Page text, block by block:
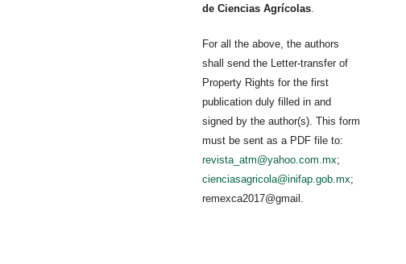
de Ciencias Agrícolas.
For all the above, the authors
shall send the Letter-transfer of
Property Rights for the first
publication duly filled in and
signed by the author(s). This form
must be sent as a PDF file to:
revista_atm@yahoo.com.mx;
cienciasagricola@inifap.gob.mx;
remexca2017@gmail.